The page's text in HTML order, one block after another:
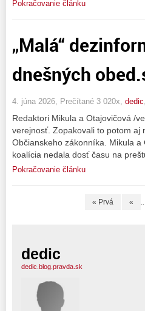
Pokračovanie článku
„Malá“
dnešných
4. júna 2026, Prečítané 3 020x, dedic,
Redaktori Mikula a Otajovičová /
verejnosť. Zopakovali to potom aj
Občianskeho zákonníka. Mikula
koalícia nedala dosť času na
Pokračovanie článku
« Prvá «
dedic
dedic.blog.pravda.sk